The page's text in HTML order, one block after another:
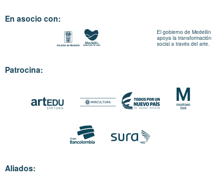
En asocio con:
El gobierno de Medellín
apoya la transformación
social a través del arte.
Patrocina:
Aliados: